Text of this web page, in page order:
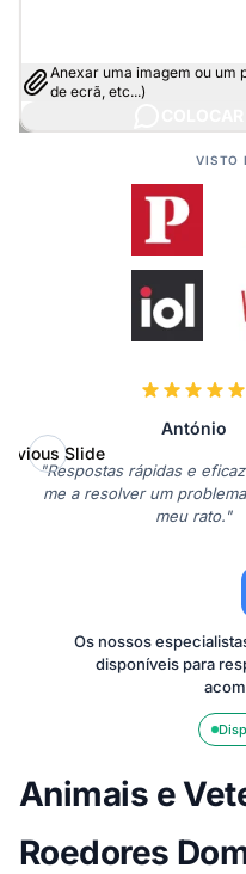
Anexar uma imagem ou um
de ecrã, etc...)
VISTO
António
"Respostas rápidas e
me a resolver um
meu rato."
Slide
Os nossos
disponíveis para
Animais e
Roedores